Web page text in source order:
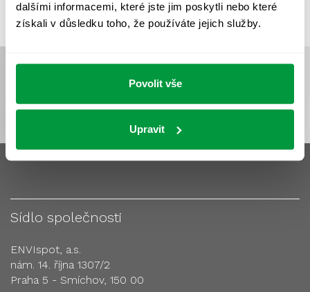
dalšími informacemi, které jste jim poskytli nebo které
získali v důsledku toho, že používáte jejich služby.
Povolit vše
Upravit
Sídlo společnosti
ENVIspot, a.s.
nám. 14. října 1307/2
Praha 5 - Smíchov, 150 00